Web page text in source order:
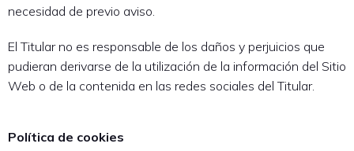
necesidad de previo aviso.
El Titular no es responsable de los daños y perjuicios que
pudieran derivarse de la utilización de la información del Sitio
Web o de la contenida en las redes sociales del Titular.
Política de cookies